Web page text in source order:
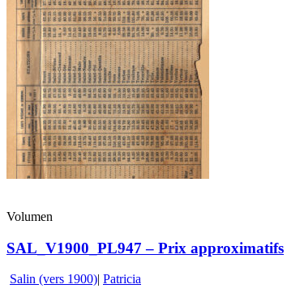
Volumen
SAL_V1900_PL947 – Prix approximatifs
Salin (vers 1900)| Patricia